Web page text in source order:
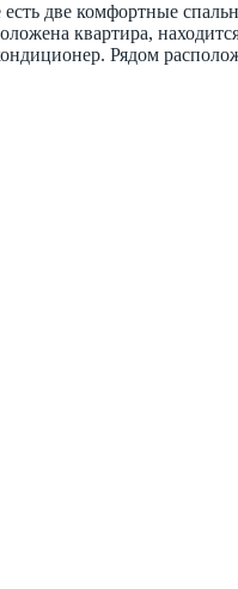
две комфортные
квартира,
Рядом